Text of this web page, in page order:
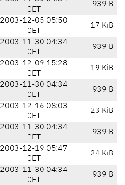
CET
939 B
2003-12-05 05:50
CET
17 KiB
2003-11-30 04:34
CET
939 B
2003-12-09 15:28
CET
19 KiB
2003-11-30 04:34
CET
939 B
2003-12-16 08:03
CET
23 KiB
2003-11-30 04:34
CET
939 B
2003-12-19 05:47
CET
24 KiB
2003-11-30 04:34
CET
939 B